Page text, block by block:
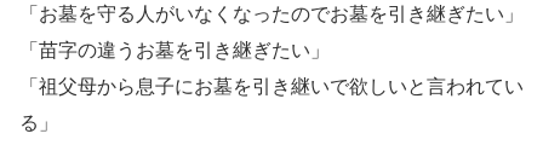
「お墓を守る人がいなくなったのでお墓を引き継ぎたい」
「苗字の違うお墓を引き継ぎたい」
「祖父母から息子にお墓を引き継いで欲しいと言われてい
る」